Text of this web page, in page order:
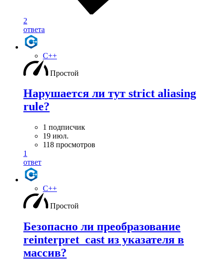
2
ответа
C++
Простой
Нарушается ли тут strict aliasing
rule?
1 подписчик
19 июл.
118 просмотров
1
ответ
C++
Простой
Безопасно ли преобразование
reinterpret_cast из указателя в
массив?